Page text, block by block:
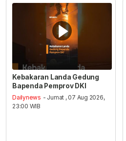
Kebakaran Landa Gedung
Bapenda Pemprov DKI
Dailynews - Jumat , 07 Aug 2026,
23:00 WIB